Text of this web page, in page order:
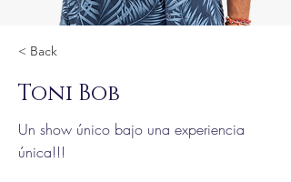
< Back
Toni Bob
Un show único bajo una experiencia
única!!!